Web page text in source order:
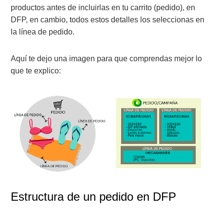
productos antes de incluirlas en tu carrito (pedido), en
DFP, en cambio, todos estos detalles los seleccionas en
la línea de pedido.
Aquí te dejo una imagen para que comprendas mejor lo
que te explico:
Estructura de un pedido en DFP